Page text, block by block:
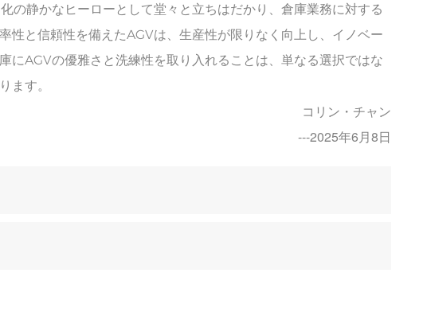
の静かなヒーローとして堂々と立ちはだかり、倉庫業務に対する
性と信頼性を備えたAGVは、生産性が限りなく向上し、イノベー
にAGVの優雅さと洗練性を取り入れることは、単なる選択ではな
ます。
コリン・チャン
---2025年6月8日